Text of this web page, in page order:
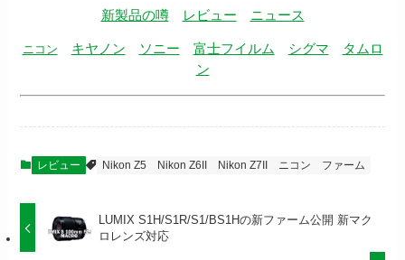
新製品の噂 レビュー ニュース
ニコン キヤノン ソニー 富士フイルム シグマ
タムロ
ン
レビュー Nikon Z5 Nikon Z6II Nikon Z7II ニコン ファーム
LUMIX S1H/S1R/S1/BS1Hの新ファーム公開 新マク
ロレンズ対応